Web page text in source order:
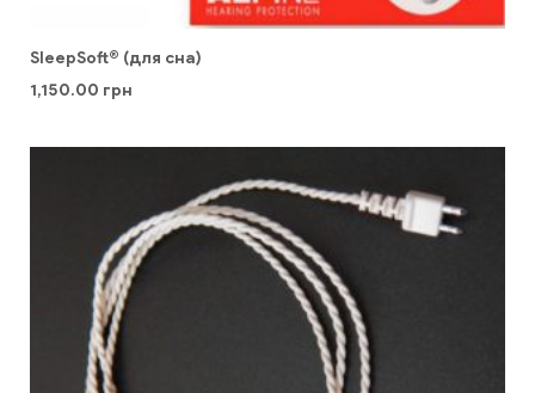
SleepSoft® (для сна)
1,150.00 грн